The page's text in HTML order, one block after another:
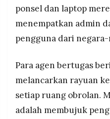
ponsel dan laptop
menempatkan admin
pengguna dari
Para agen bertugas
melancarkan rayuan
setiap ruang obrolan.
adalah membujuk